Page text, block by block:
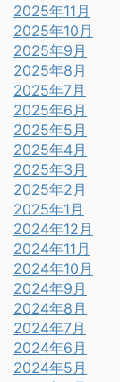
2025年11月
2025年10月
2025年9月
2025年8月
2025年7月
2025年6月
2025年5月
2025年4月
2025年3月
2025年2月
2025年1月
2024年12月
2024年11月
2024年10月
2024年9月
2024年8月
2024年7月
2024年6月
2024年5月